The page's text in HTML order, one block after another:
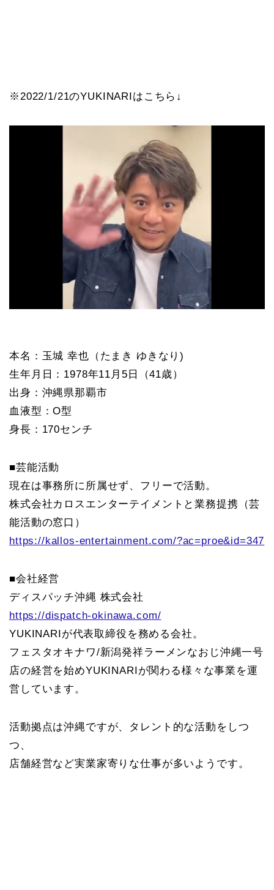
※2022/1/21のYUKINARIはこちら↓
本名：玉城 幸也（たまき ゆきなり)
生年月日：1978年11月5日（41歳）
出身：沖縄県那覇市
血液型：O型
身長：170センチ
■芸能活動
現在は事務所に所属せず、フリーで活動。
株式会社カロスエンターテイメントと業務提携（芸
能活動の窓口）
https://kallos-entertainment.com/?ac=proe&id=347
■会社経営
ディスパッチ沖縄 株式会社
https://dispatch-okinawa.com/
YUKINARIが代表取締役を務める会社。
フェスタオキナワ/新潟発祥ラーメンなおじ沖縄一号
店の経営を始めYUKINARIが関わる様々な事業を運
営しています。
活動拠点は沖縄ですが、タレント的な活動をしつ
つ、
店舗経営など実業家寄りな仕事が多いようです。